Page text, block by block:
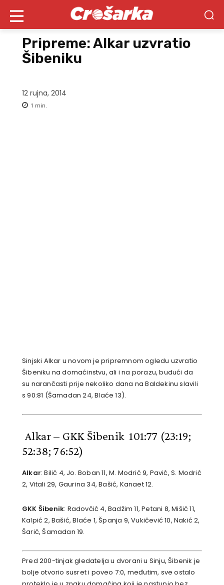
Pripreme: Alkar uzvratio
Šibeniku
12 rujna, 2014
1 min.
Sinjski Alkar u novom je pripremnom ogledu uzvratio
Šibeniku na domaćinstvu, ali i na porazu, budući da
su narančasti prije nekoliko dana na Baldekinu slavili
s 90:81 (Šamadan 24, Blaće 13).
Alkar – GKK Šibenik 101:77 (23:19;
52:38; 76:52)
Alkar: Bilić 4, Jo. Boban 11, M. Modrić 9, Pavić, S. Modrić
2, Vitali 29, Gaurina 34, Bašić, Kanaet 12.
GKK Šibenik: Radovčić 4, Badžim 11, Petani 8, Mišić 11,
Kalpić 2, Bašić, Blaće 1, Španja 9, Vukičević 10, Nakić 2,
Šarić, Šamadan 19.
Pred 200-tinjak gledatelja u dvorani u Sinju, Šibenik je
bolje otvorio susret i poveo 7:0, međutim, sve ostalo